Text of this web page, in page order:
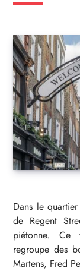
Dans le
de Regent
piétonne. Ce
regroupe des
Martens, Fred